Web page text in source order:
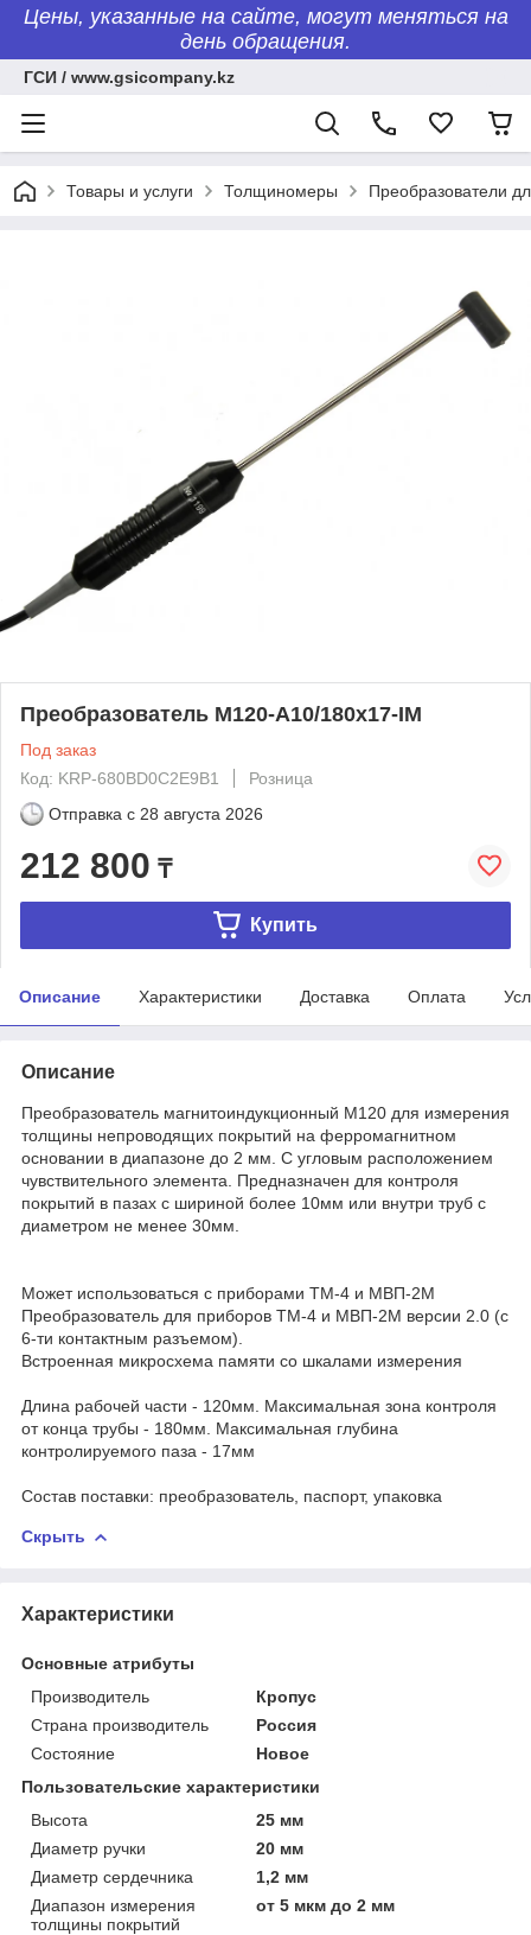
Цены, указанные на сайте, могут меняться на
день обращения.
ГСИ / www.gsicompany.kz
Товары и услуги Толщиномеры Преобразователи
Преобразователь М120-A10/180x17-IM
Под заказ
Код: KRP-680BD0C2E9B1
Розница
Отправка с 28 августа 2026
212 800 ₸
Купить
Описание Характеристики Доставка Оплата
Описание
Преобразователь магнитоиндукционный М120 для измерения
толщины непроводящих покрытий на ферромагнитном
основании в диапазоне до 2 мм. С угловым расположением
чувствительного элемента. Предназначен для контроля
покрытий в пазах с шириной более 10мм или внутри труб с
диаметром не менее 30мм.
Может использоваться с приборами ТМ-4 и МВП-2М
Преобразователь для приборов ТМ-4 и МВП-2М версии 2.0 (с
6-ти контактным разъемом).
Встроенная микросхема памяти со шкалами измерения
Длина рабочей части - 120мм. Максимальная зона контроля
от конца трубы - 180мм. Максимальная глубина
контролируемого паза - 17мм
Состав поставки: преобразователь, паспорт, упаковка
Скрыть
Характеристики
Основные атрибуты
Производитель
Кропус
Страна производитель
Россия
Состояние
Новое
Пользовательские характеристики
Высота
25 мм
Диаметр ручки
20 мм
Диаметр сердечника
1,2 мм
Диапазон измерения
толщины покрытий
от 5 мкм до 2 мм